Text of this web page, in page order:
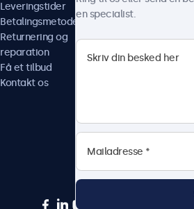
Leveringstider
Betalingsmetoder
Returnering og
reparation
Få et tilbud
Kontakt os
en specialist.